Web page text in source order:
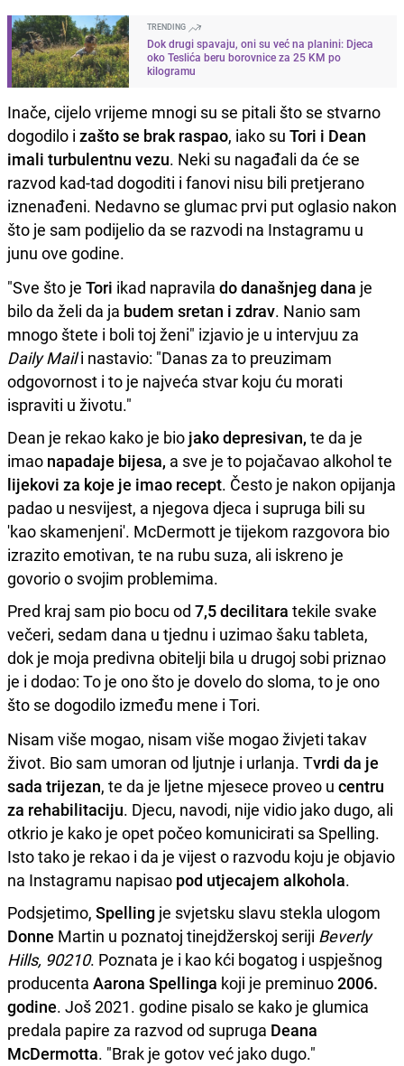
TRENDING
Dok drugi spavaju, oni su već na planini: Djeca
oko Teslića beru borovnice za 25 KM po
kilogramu
Inače, cijelo vrijeme mnogi su se pitali što se stvarno
dogodilo i zašto se brak raspao, iako su Tori i Dean
imali turbulentnu vezu. Neki su nagađali da će se
razvod kad-tad dogoditi i fanovi nisu bili pretjerano
iznenađeni. Nedavno se glumac prvi put oglasio nakon
što je sam podijelio da se razvodi na Instagramu u
junu ove godine.
"Sve što je Tori ikad napravila do današnjeg dana je
bilo da želi da ja budem sretan i zdrav. Nanio sam
mnogo štete i boli toj ženi" izjavio je u intervjuu za
Daily Maili nastavio: "Danas za to preuzimam
odgovornost i to je najveća stvar koju ću morati
ispraviti u životu."
Dean je rekao kako je bio jako depresivan, te da je
imao napadaje bijesa, a sve je to pojačavao alkohol te
lijekovi za koje je imao recept. Često je nakon opijanja
padao u nesvijest, a njegova djeca i supruga bili su
'kao skamenjeni'. McDermott je tijekom razgovora bio
izrazito emotivan, te na rubu suza, ali iskreno je
govorio o svojim problemima.
Pred kraj sam pio bocu od 7,5 decilitara tekile svake
večeri, sedam dana u tjednu i uzimao šaku tableta,
dok je moja predivna obitelji bila u drugoj sobi priznao
je i dodao: To je ono što je dovelo do sloma, to je ono
što se dogodilo između mene i Tori.
Nisam više mogao, nisam više mogao živjeti takav
život. Bio sam umoran od ljutnje i urlanja. Tvrdi da je
sada trijezan, te da je ljetne mjesece proveo u centru
za rehabilitaciju. Djecu, navodi, nije vidio jako dugo, ali
otkrio je kako je opet počeo komunicirati sa Spelling.
Isto tako je rekao i da je vijest o razvodu koju je objavio
na Instagramu napisao pod utjecajem alkohola.
Podsjetimo, Spelling je svjetsku slavu stekla ulogom
Donne Martin u poznatoj tinejdžerskoj seriji Beverly
Hills, 90210. Poznata je i kao kći bogatog i uspješnog
producenta Aarona Spellinga koji je preminuo2006.
godine. Još 2021. godine pisalo se kako je glumica
predala papire za razvod od supruga Deana
McDermotta. "Brak je gotov već jako dugo."